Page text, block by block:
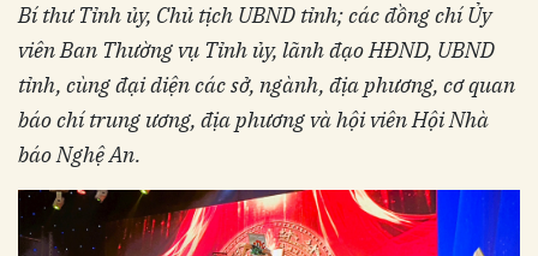
Bí thư Tỉnh ủy, Chủ tịch UBND tỉnh; các đồng chí Ủy
viên Ban Thường vụ Tỉnh ủy, lãnh đạo HĐND, UBND
tỉnh, cùng đại diện các sở, ngành, địa phương, cơ quan
báo chí trung ương, địa phương và hội viên Hội Nhà
báo Nghệ An.